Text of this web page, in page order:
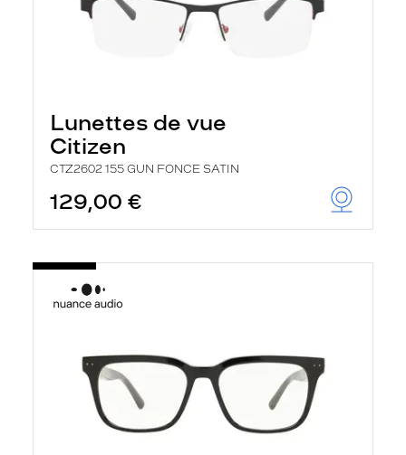
Lunettes de vue
Citizen
CTZ2602 155 GUN FONCE SATIN
129,00 €